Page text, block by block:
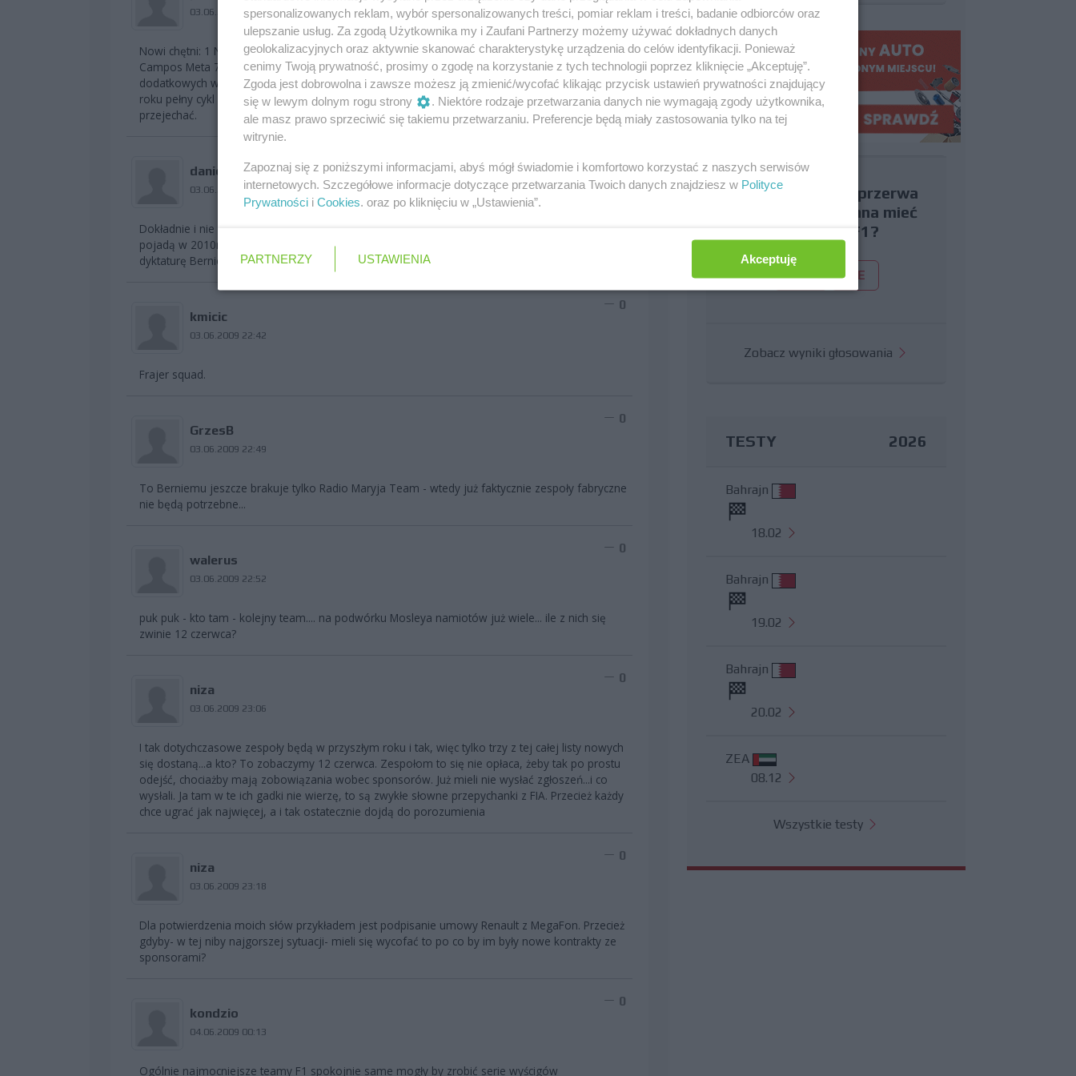
03.06.2009 22:21
Nowi chętni: 1 N.Technology 2 Brabham (Formtech) 3 Epsilon Euskadi 4 Litespeed 5 March F1 6
Campos Meta 7 Superfund 8 Lola 9 Prodrive 10 USF1 Do tego Williams zgłosił się bez
dodatkowych warunków, nie ma więc przeszkód formalnych żeby zorganizować w przyszłym
roku pełny cykl nowej F1. Wszelkie Brawny, ForceIndia, McLareny i cała reszta mogą się srogo
przejechać.
daniel.dk
03.06.2009 22:35
Dokładnie i nie zdziwię się jak dojdzie do tego, że tegoroczne zespoły poza Williamsem nie
pojadą w 2010r. i utworzą własną serię na podobieństwo F1. I chyba wolałbym to od F1 pod
dyktaturę Berniego i FIA
kmicic
03.06.2009 22:42
0
Frajer squad.
GrzesB
03.06.2009 22:49
0
To Berniemu jeszcze brakuje tylko Radio Maryja Team - wtedy już faktycznie zespoły fabryczne
nie będą potrzebne...
walerus
03.06.2009 22:52
0
puk puk - kto tam - kolejny team.... na podwórku Mosleya namiotów już wiele... ile z nich się
zwinie 12 czerwca?
niza
03.06.2009 23:06
0
I tak dotychczasowe zespoły będą w przyszłym roku i tak, więc tylko trzy z tej całej listy nowych
się dostaną...a kto? To zobaczymy 12 czerwca. Zespołom to się nie opłaca, żeby tak po prostu
odejść, chociażby mają zobowiązania wobec sponsorów. Już mieli nie wysłać zgłoszeń...i co
wysłali. Ja tam w te ich gadki nie wierzę, to są zwykłe słowne przepychanki z FIA. Przecież każdy
chce ugrać jak najwięcej, a i tak ostatecznie dojdą do porozumienia
niza
03.06.2009 23:18
0
Dla potwierdzenia moich słów przykładem jest podpisanie umowy Renault z MegaFon. Przecież
gdyby- w tej niby najgorszej sytuacji- mieli się wycofać to po co by im były nowe kontrakty ze
sponsorami?
kondzio
04.06.2009 00:13
0
Ogólnie najmocniejsze teamy F1 spokojnie same mogły by zrobić serie wyścigów
Czy uważasz, że przerwa
wakacyjna powinna mieć
miejsce w F1?
TAK NIE
Zobacz wyniki głosowania
TESTY 2026
Bahrajn
18.02
Bahrajn
19.02
Bahrajn
20.02
ZEA
08.12
Wszystkie testy
spersonalizowanych reklam, wybór spersonalizowanych treści, pomiar reklam i treści, badanie odbiorców oraz
ulepszanie usług. Za zgodą Użytkownika my i Zaufani Partnerzy możemy używać dokładnych danych
geolokalizacyjnych oraz aktywnie skanować charakterystykę urządzenia do celów identyfikacji. Ponieważ
cenimy Twoją prywatność, prosimy o zgodę na korzystanie z tych technologii poprzez kliknięcie „Akceptuję”.
Zgoda jest dobrowolna i zawsze możesz ją zmienić/wycofać klikając przycisk ustawień prywatności znajdujący
się w lewym dolnym rogu strony
. Niektóre rodzaje przetwarzania danych nie wymagają zgody użytkownika,
ale masz prawo sprzeciwić się takiemu przetwarzaniu. Preferencje będą miały zastosowania tylko na tej
witrynie.
Zapoznaj się z poniższymi informacjami, abyś mógł świadomie i komfortowo korzystać z naszych serwisów
internetowych. Szczegółowe informacje dotyczące przetwarzania Twoich danych znajdziesz w Polityce
Prywatności i Cookies. oraz po kliknięciu w „Ustawienia”.
PARTNERZY USTAWIENIA Akceptuję